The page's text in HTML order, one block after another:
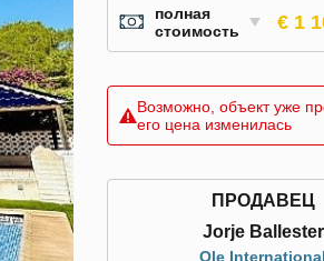
полная
стоимость
€ 1
Возможно, объект уже
его цена изменилась
ПРОДАВЕЦ
Jorje Ballester
Ole International